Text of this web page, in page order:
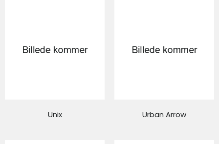
Unix Urban Arrow